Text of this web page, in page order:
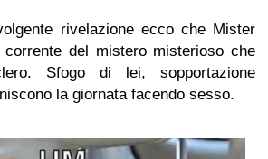
rivelazione ecco che Mister
corrente del mistero misterioso che
Sfogo di lei, sopportazione
la giornata facendo sesso.